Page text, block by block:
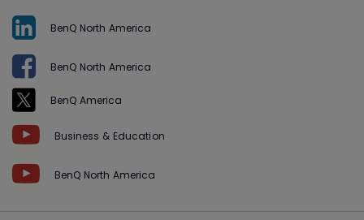
BenQ North America
BenQ North America
BenQ America
Business & Education
BenQ North America